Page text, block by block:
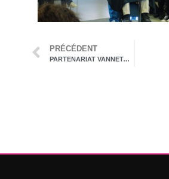
PRÉCÉDENT
PARTENARIAT VANNETAISE 2025 ?️